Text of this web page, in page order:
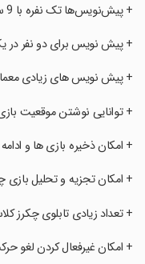
‏+ پیش‌نویس‌ها تک نفره با 9 سطح دشواری
‏+ پیش نویس برای دو نفر در
‏+ پیش نویس های زیادی
‏+ توانایی نوشتن موقعیت
‏+ امکان ذخیره بازی ها و
‏+ امکان تجزیه و تحلیل
‏+ تعداد زیادی تابلوی چکرز
‏+ امکان غیرفعال کردن لغو